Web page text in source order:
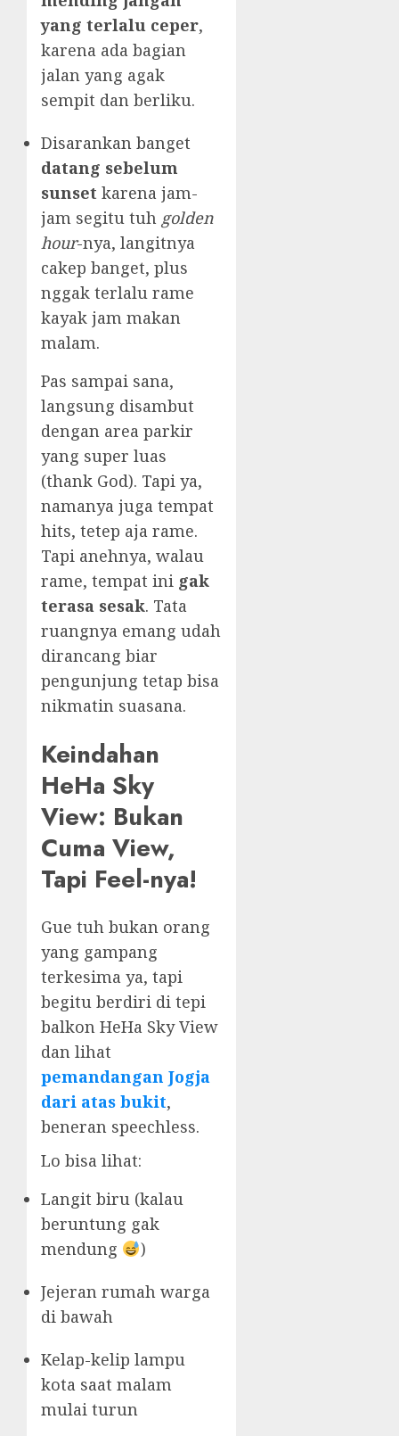
yang terlalu ceper,
karena ada bagian
jalan yang agak
sempit dan berliku.
Disarankan banget
datang sebelum
sunset karena jam-
jam segitu tuh golden
hour-nya, langitnya
cakep banget, plus
nggak terlalu rame
kayak jam makan
malam.
Pas sampai sana,
langsung disambut
dengan area parkir
yang super luas
(thank God). Tapi ya,
namanya juga tempat
hits, tetep aja rame.
Tapi anehnya, walau
rame, tempat ini gak
terasa sesak. Tata
ruangnya emang udah
dirancang biar
pengunjung tetap bisa
nikmatin suasana.
Keindahan
HeHa Sky
View: Bukan
Cuma View,
Tapi Feel-nya!
Gue tuh bukan orang
yang gampang
terkesima ya, tapi
begitu berdiri di tepi
balkon HeHa Sky View
dan lihat
pemandangan Jogja
dari atas bukit,
beneran speechless.
Lo bisa lihat:
Langit biru (kalau
beruntung gak
mendung
)
Jejeran rumah warga
di bawah
Kelap-kelip lampu
kota saat malam
mulai turun